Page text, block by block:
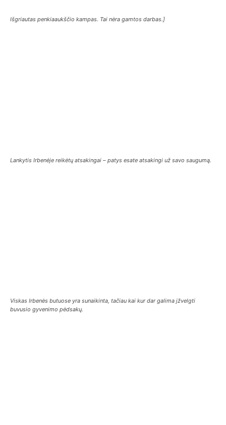
Išgriautas penkiaaukščio kampas. Tai nėra gamtos darbas.]
Lankytis Irbenėje reikėtų atsakingai – patys esate atsakingi už savo saugumą.
Viskas Irbenės butuose yra sunaikinta, tačiau kai kur dar galima įžvelgti
buvusio gyvenimo pėdsakų.